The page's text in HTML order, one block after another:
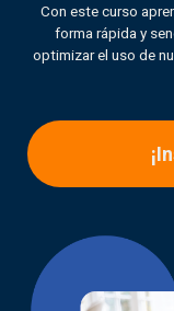
Con este curso
forma rápida y
optimizar el uso de